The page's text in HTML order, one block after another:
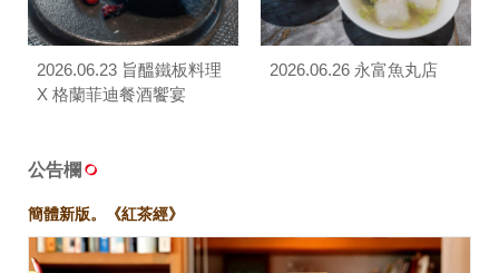
2026.06.23 旨醞鐵板料理
X 格蘭菲迪餐酒饗宴
2026.06.26 永富魚丸店
公告欄
簡體新版。《紅茶經》